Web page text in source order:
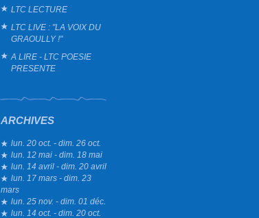
LTC LECTURE
LTC LIVE : "LA VOIX DU
GRAOULLY !"
A LIRE - LTC POESIE
PRESENTE
ARCHIVES
lun. 20 oct. - dim. 26 oct.
lun. 12 mai - dim. 18 mai
lun. 14 avril - dim. 20 avril
lun. 17 mars - dim. 23
mars
lun. 25 nov. - dim. 01 déc.
lun. 14 oct. - dim. 20 oct.